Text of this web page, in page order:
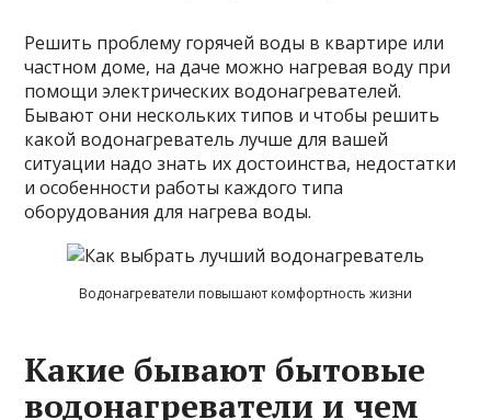
Решить проблему горячей воды в квартире или
частном доме, на даче можно нагревая воду при
помощи электрических водонагревателей.
Бывают они нескольких типов и чтобы решить
какой водонагреватель лучше для вашей
ситуации надо знать их достоинства, недостатки
и особенности работы каждого типа
оборудования для нагрева воды.
Водонагреватели повышают комфортность жизни
Какие бывают бытовые
водонагреватели и чем